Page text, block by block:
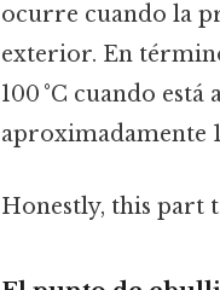
ocurre cuando la
exterior. En
100 °C cuando
aproximadamente
Honestly, this part